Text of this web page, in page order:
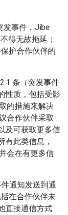
发事件，Jibe
得无故拖延；
护合作伙伴的
条（突发事件
性质，包括受影
的措施来解决
合作伙伴采取
及可获取更多信
有此类信息，
会在有更多信
通知发送到通
在合作伙伴未
直接通信方式